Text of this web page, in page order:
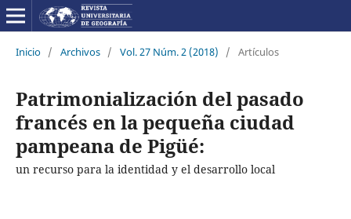
Inicio / Archivos / Vol. 27 Núm. 2 (2018) / Artículos
Patrimonialización del pasado
francés en la pequeña ciudad
pampeana de Pigüé:
un recurso para la identidad y el desarrollo local